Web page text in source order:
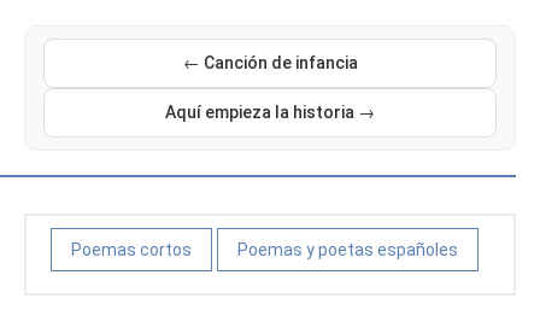
← Canción de infancia
Aquí empieza la historia →
Poemas cortos Poemas y poetas españoles